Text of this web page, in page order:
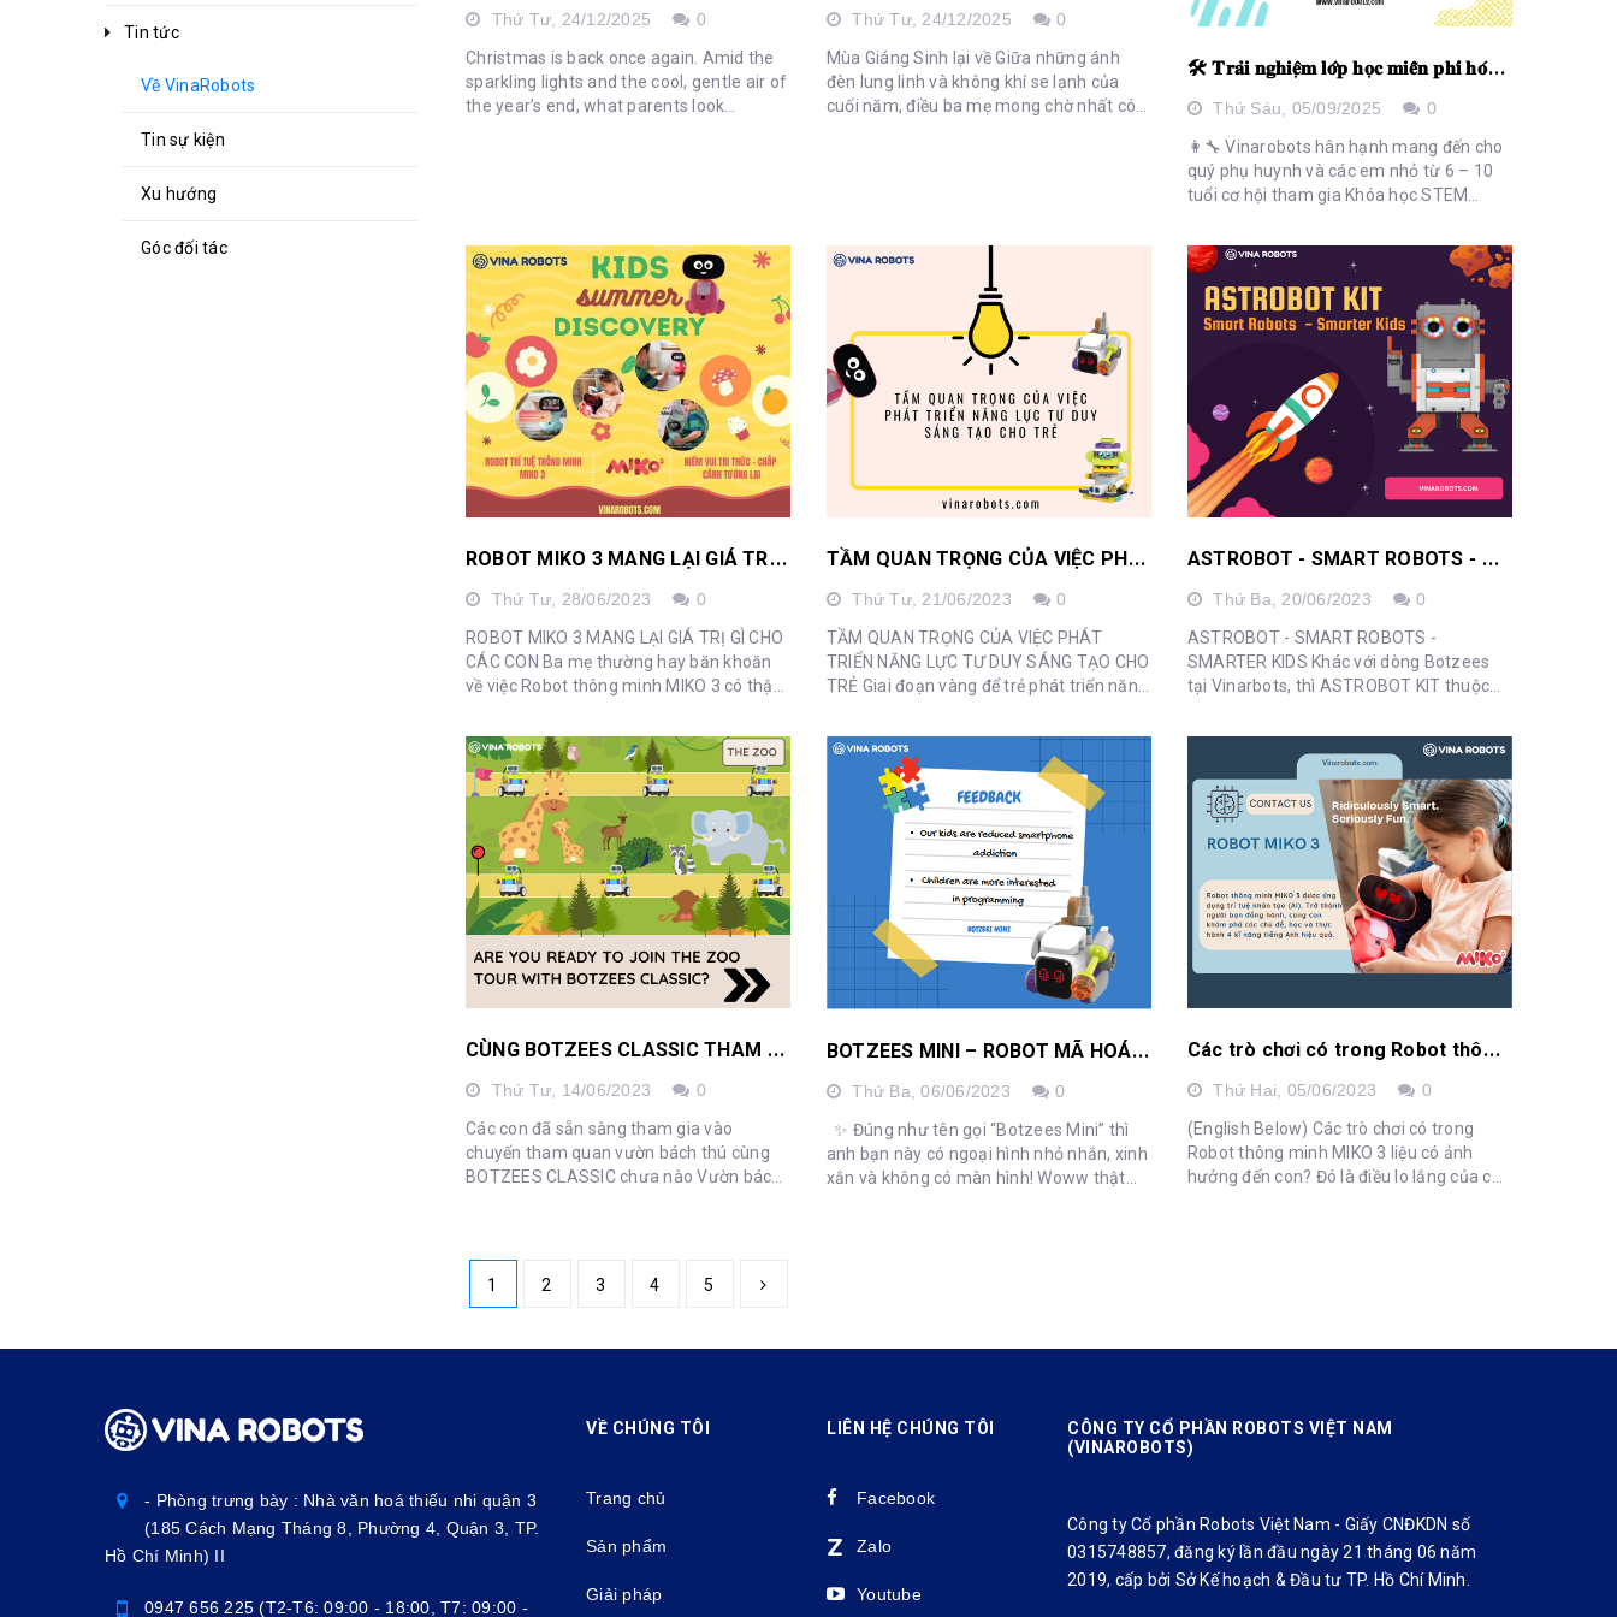
Thứ Tư, 24/12/2025
0
Christmas is back once again. Amid the
sparkling lights and the cool, gentle air of
the year’s end, what parents look
Thứ Tư, 24/12/2025
0
Mùa Giáng Sinh lại về Giữa những ánh
đèn lung linh và không khí se lạnh của
cuối năm, điều ba mẹ mong chờ nhất có

️ 𝐓𝐫𝐚̉𝐢 𝐧𝐠𝐡𝐢𝐞̣̂𝐦 𝐥𝐨̛́𝐩 𝐡𝐨̣𝐜 𝐦𝐢𝐞̂̃𝐧 𝐩𝐡𝐢́ 𝐡𝐨́𝐚 𝐭𝐡𝐚̂𝐧 𝐭𝐡𝐚̀𝐧𝐡 “𝐊𝐲̃ 𝐬𝐮̛ 𝐧𝐡𝐢́” 𝐭𝐚̣𝐢 𝐕𝐢𝐧𝐚𝐫𝐨𝐛𝐨𝐭𝐬
Thứ Sáu, 05/09/2025
0
👩‍🔧 Vinarobots hân hạnh mang đến cho
quý phụ huynh và các em nhỏ từ 6 – 10
tuổi cơ hội tham gia Khóa học STEM
ắp niềm vui, sự sáng tạo...
R
OBOT MIKO 3 MANG LẠI GIÁ TRỊ GÌ CHO CÁC CON
Thứ Tư, 28/06/2023
0
ROBOT MIKO 3 MANG LẠI GIÁ TRỊ GÌ CHO
CÁC CON Ba mẹ thường hay băn khoăn
về việc Robot thông minh MIKO 3 có thật
Vinarobots khám phá nhé!!! ...
T
ẦM QUAN TRỌNG CỦA VIỆC PHÁT TRIỂN NĂNG LỰC TƯ DUY SÁNG TẠO CHO TRẺ
Thứ Tư, 21/06/2023
0
TẦM QUAN TRỌNG CỦA VIỆC PHÁT
TRIỂN NĂNG LỰC TƯ DUY SÁNG TẠO CHO
TRẺ Giai đoạn vàng để trẻ phát triển năng
khoa học cho thấy, não bộ của con...
A
STROBOT - SMART ROBOTS - SMARTER KIDS
Thứ Ba, 20/06/2023
0
ASTROBOT - SMART ROBOTS -
SMARTER KIDS Khác với dòng Botzees
tại Vinarbots, thì ASTROBOT KIT thuộc
ASTROBOT KIT đưa các con cùng khám
phá một không gian hoàn toàn...
C
ÙNG BOTZEES CLASSIC THAM QUAN VƯỜN BÁCH THÚ
Thứ Tư, 14/06/2023
0
Các con đã sẵn sàng tham gia vào
chuyến tham quan vườn bách thú cùng
BOTZEES CLASSIC chưa nào Vườn bách
B
OTZEES MINI – ROBOT MÃ HOÁ KHÔNG MÀN HÌNH 🤖🤖🤖
Thứ Ba,06/06/2023
0
✨ Đúng như tên gọi “Botzees Mini” thì
anh bạn này có ngoại hình nhỏ nhắn, xinh
xắn và không có màn hình! Woww thật
C
ác trò chơi có trong Robot thông minh MIKO 3 liệu có ảnh hưởng đến con?
Thứ Hai, 05/06/2023
0
(English Below) Các trò chơi có trong
Robot thông minh MIKO 3 liệu có ảnh
hưởng đến con? Đó là điều lo lắng của các
1 2 3 4 5
Tin tức
Về VinaRobots
Tin sự kiện
Xu hướng
Góc đối tác
- Phòng trưng bày : Nhà văn hoá thiếu nhi quận 3
(185 Cách Mạng Tháng 8, Phường 4, Quận 3, TP.
Hồ Chí Minh) II
0947 656 225 (T2-T6: 09:00 - 18:00, T7: 09:00 -
VỀ CHÚNG TÔI
Trang chủ
Sản phẩm
Giải pháp
LIÊN HỆ CHÚNG TÔI
Facebook
Zalo
Youtube
CÔNG TY CỔ PHẦN ROBOTS VIỆT NAM
(VINAROBOTS)
Công ty Cổ phần Robots Việt Nam - Giấy CNĐKDN số
0315748857, đăng ký lần đầu ngày 21 tháng 06 năm
2019, cấp bởi Sở Kế hoạch & Đầu tư TP. Hồ Chí Minh.